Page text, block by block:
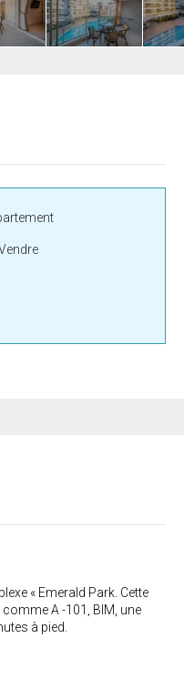
« Emerald Park. Cette
A -101, BIM, une
à pied.